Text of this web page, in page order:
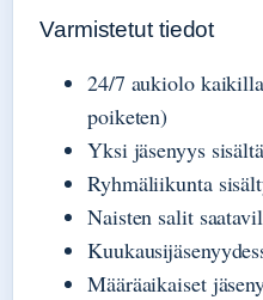
Varmistetut tiedot
24/7 aukiolo
poiketen)
Yksi jäsenyys
Ryhmäliikunta
Naisten salit
Määräaikaiset